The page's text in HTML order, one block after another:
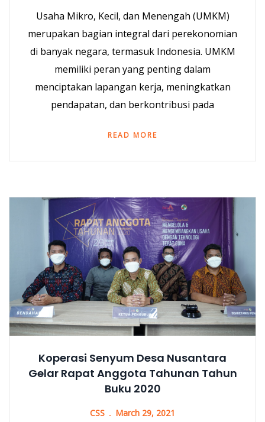
Usaha Mikro, Kecil, dan Menengah (UMKM)
merupakan bagian integral dari perekonomian
di banyak negara, termasuk Indonesia. UMKM
memiliki peran yang penting dalam
menciptakan lapangan kerja, meningkatkan
pendapatan, dan berkontribusi pada
READ MORE
Koperasi Senyum Desa Nusantara
Gelar Rapat Anggota Tahunan Tahun
Buku 2020
CSS March 29, 2021